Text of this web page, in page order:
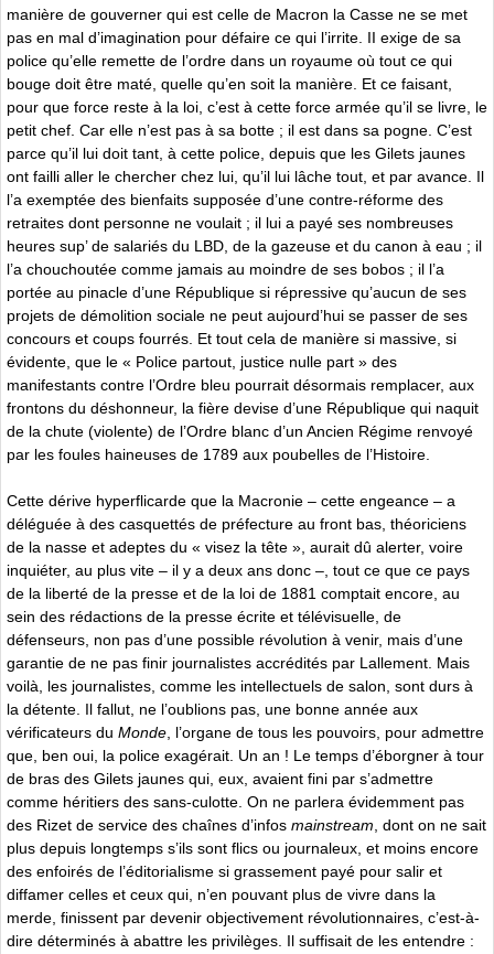
manière de gouverner qui est celle de Macron la Casse ne se met
pas en mal d’imagination pour défaire ce qui l’irrite. II exige de sa
police qu’elle remette de l’ordre dans un royaume où tout ce qui
bouge doit être maté, quelle qu’en soit la manière. Et ce faisant,
pour que force reste à la loi, c’est à cette force armée qu’il se livre, le
petit chef. Car elle n’est pas à sa botte ; il est dans sa pogne. C’est
parce qu’il lui doit tant, à cette police, depuis que les Gilets jaunes
ont failli aller le chercher chez lui, qu’il lui lâche tout, et par avance. Il
l’a exemptée des bienfaits supposée d’une contre-réforme des
retraites dont personne ne voulait ; il lui a payé ses nombreuses
heures sup’ de salariés du LBD, de la gazeuse et du canon à eau ; il
l’a chouchoutée comme jamais au moindre de ses bobos ; il l’a
portée au pinacle d’une République si répressive qu’aucun de ses
projets de démolition sociale ne peut aujourd’hui se passer de ses
concours et coups fourrés. Et tout cela de manière si massive, si
évidente, que le « Police partout, justice nulle part » des
manifestants contre l’Ordre bleu pourrait désormais remplacer, aux
frontons du déshonneur, la fière devise d’une République qui naquit
de la chute (violente) de l’Ordre blanc d’un Ancien Régime renvoyé
par les foules haineuses de 1789 aux poubelles de l’Histoire.
Cette dérive hyperflicarde que la Macronie – cette engeance – a
déléguée à des casquettés de préfecture au front bas, théoriciens
de la nasse et adeptes du « visez la tête », aurait dû alerter, voire
inquiéter, au plus vite – il y a deux ans donc –, tout ce que ce pays
de la liberté de la presse et de la loi de 1881 comptait encore, au
sein des rédactions de la presse écrite et télévisuelle, de
défenseurs, non pas d’une possible révolution à venir, mais d’une
garantie de ne pas finir journalistes accrédités par Lallement. Mais
voilà, les journalistes, comme les intellectuels de salon, sont durs à
la détente. Il fallut, ne l’oublions pas, une bonne année aux
vérificateurs du Monde , l’organe de tous les pouvoirs, pour admettre
que, ben oui, la police exagérait. Un an ! Le temps d’éborgner à tour
de bras des Gilets jaunes qui, eux, avaient fini par s’admettre
comme héritiers des sans-culotte. On ne parlera évidemment pas
des Rizet de service des chaînes d’infos mainstream , dont on ne sait
plus depuis longtemps s’ils sont flics ou journaleux, et moins encore
des enfoirés de l’éditorialisme si grassement payé pour salir et
diffamer celles et ceux qui, n’en pouvant plus de vivre dans la
merde, finissent par devenir objectivement révolutionnaires, c’est-à-
dire déterminés à abattre les privilèges. Il suffisait de les entendre :